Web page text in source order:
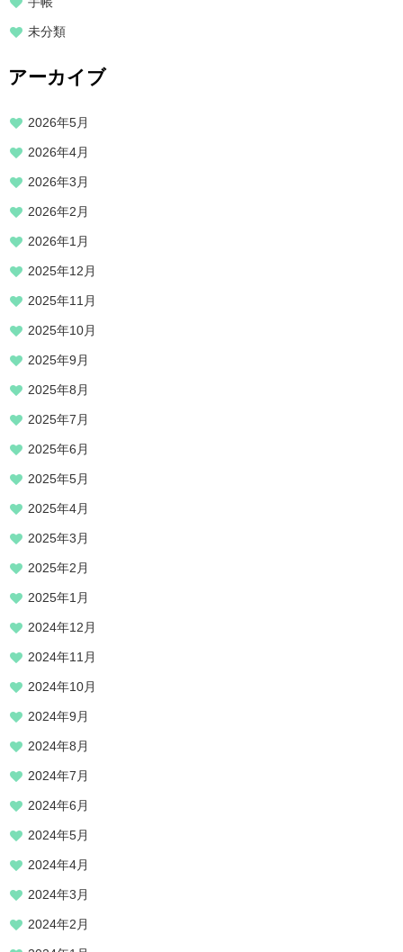
未分類
アーカイブ
2026年5月
2026年4月
2026年3月
2026年2月
2026年1月
2025年12月
2025年11月
2025年10月
2025年9月
2025年8月
2025年7月
2025年6月
2025年5月
2025年4月
2025年3月
2025年2月
2025年1月
2024年12月
2024年11月
2024年10月
2024年9月
2024年8月
2024年7月
2024年6月
2024年5月
2024年4月
2024年3月
2024年2月